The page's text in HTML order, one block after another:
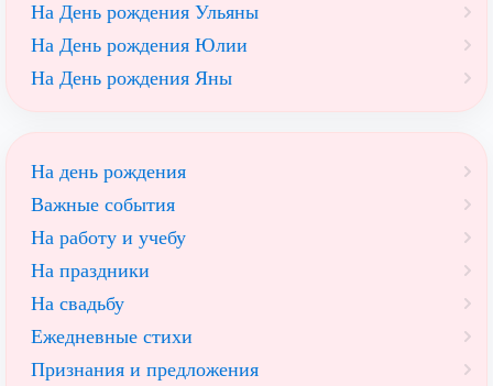
На День рождения Ульяны
На День рождения Юлии
На День рождения Яны
На день рождения
Важные события
На работу и учебу
На праздники
На свадьбу
Ежедневные стихи
Признания и предложения